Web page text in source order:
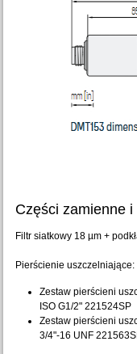
Części zamienne
Filtr siatkowy 18 µm +
Pierścienie uszczelniające:
Zestaw pierścieni
ISO G1/2" 221524SP
Zestaw pierścieni
3/4"-16 UNF